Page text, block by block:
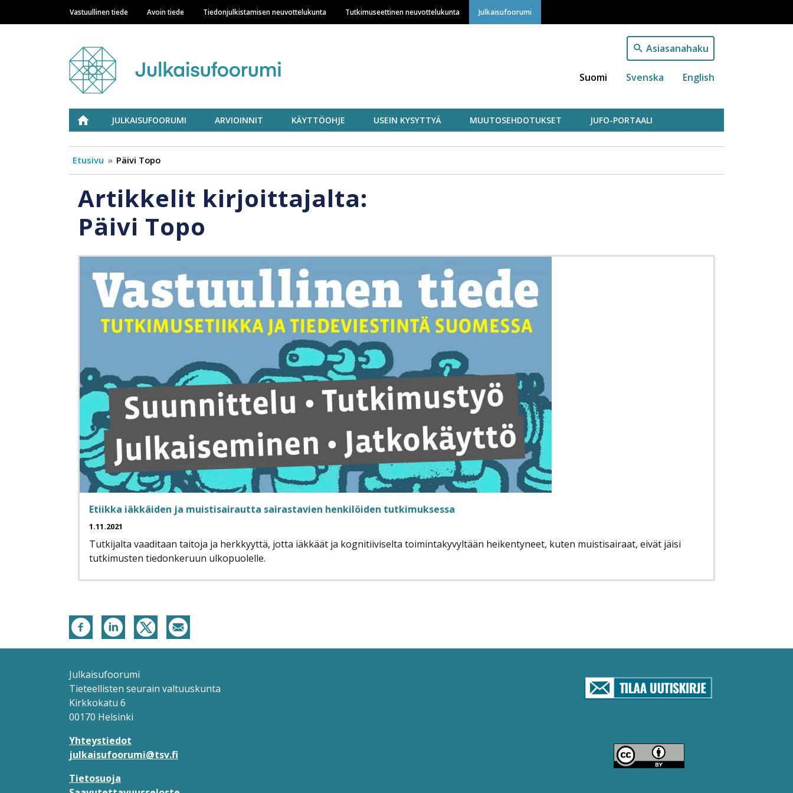
Hyppää
pääsisältöön
Main navigation
Vastuullinen tiede Avoin tiede Tiedonjulkistamisen neuvottelukunta Tutkimuseettinen neuvottelukunta Julkaisufoorumi
Asiasanahaku
Suomi Svenska English
Julkaisufoorumi
ETUSIVUJULKAISUFOORUMI ARVIOINNIT KÄYTTÖOHJE USEIN KYSYTTYÄ MUUTOSEHDOTUKSET JUFO-PORTAALI
Etusivu Päivi Topo
Artikkelit kirjoittajalta:
Päivi Topo
Etiikka iäkkäiden ja muistisairautta sairastavien henkilöiden tutkimuksessa
1.11.2021
Tutkijalta vaaditaan taitoja ja herkkyyttä, jotta iäkkäät ja kognitiiviselta toimintakyvyltään heikentyneet, kuten muistisairaat, eivät jäisi
tutkimusten tiedonkeruun ulkopuolelle.
Julkaisufoorumi
Tieteellisten seurain valtuuskunta
Kirkkokatu 6
00170 Helsinki
Yhteystiedot
julkaisufoorumi@tsv.fi
Tietosuoja